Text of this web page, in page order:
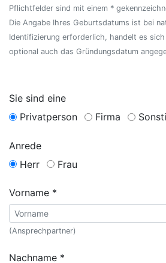
Pflichtfelder sind mit einem *
Die Angabe Ihres Geburtsdatums ist bei
Identifizierung erforderlich, handelt es sich
optional auch das Gründungsdatum
Sie sind eine
Privatperson
Firma
Anrede
Herr
Frau
Vorname *
(Ansprechpartner)
Nachname *